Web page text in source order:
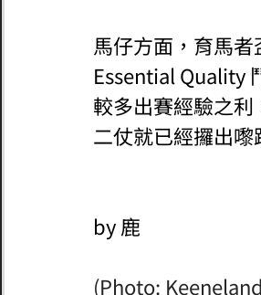
馬仔方面，育馬
Essential Quality
較多出賽經驗之
二仗就已經攞出
by 鹿
(Photo: